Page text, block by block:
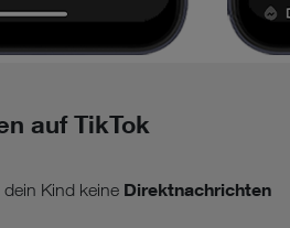
auf TikTok
Kind keine Direktnachrichten